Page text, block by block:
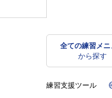
全ての練習メニ
から探す
練習支援ツール